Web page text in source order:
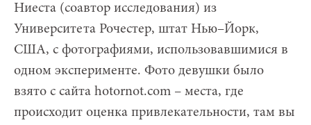
Ниеста (соавтор исследования) из
Университета Рочестер, штат Нью–Йорк,
США, с фотографиями, использовавшимися в
одном эксперименте. Фото девушки было
взято с сайта hotornot.com – места, где
происходит оценка привлекательности, там вы